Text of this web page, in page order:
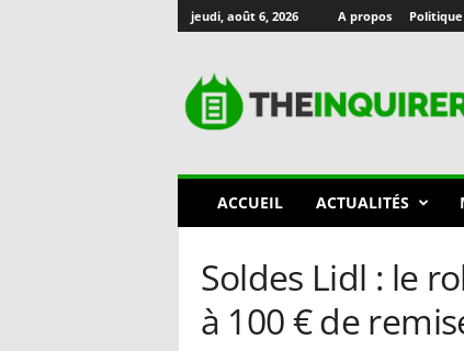
jeudi, août 6, 2026 A propos
ACCUEIL ACTUALITÉS
Soldes Lidl : le
à 100 € de